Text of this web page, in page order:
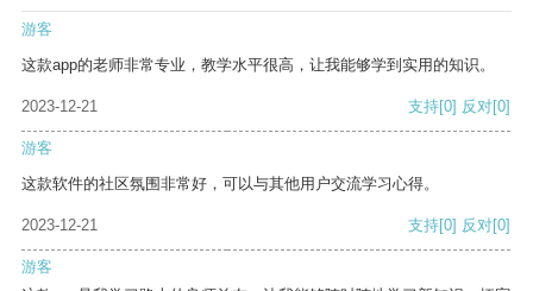
游客
这款app的老师非常专业，教学水平很高，让我能够学到实用的知识。
2023-12-21 支持[0] 反对[0]
游客
这款软件的社区氛围非常好，可以与其他用户交流学习心得。
2023-12-21 支持[0] 反对[0]
游客